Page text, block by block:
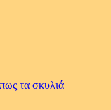
τα σκυλιά